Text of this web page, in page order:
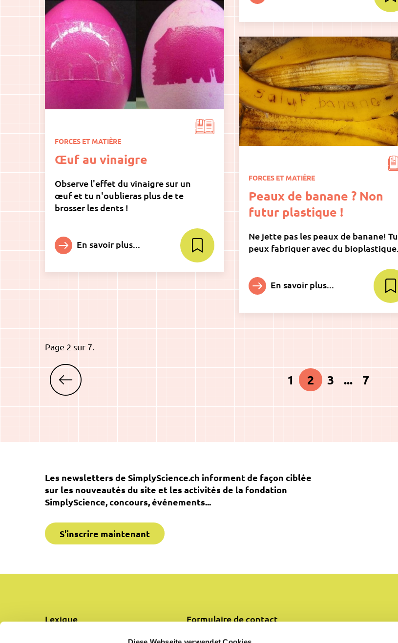
FORCES ET MATIÈRE
Œuf au vinaigre
Observe l'effet du vinaigre sur un
œuf et tu n'oublieras plus de te
brosser les dents !
En savoir plus...
FORCES ET MATIÈRE
Peaux de banane ? Non
futur plastique !
Ne jette pas les peaux de banane! Tu
peux fabriquer avec du bioplastique.
En savoir plus...
Page 2 sur 7.
1 2 3 ... 7
Les newsletters de SimplyScience.ch informent de façon ciblée
sur les nouveautés du site et les activités de la fondation
SimplyScience, concours, événements...
S'inscrire maintenant
Lexique Formulaire de contact